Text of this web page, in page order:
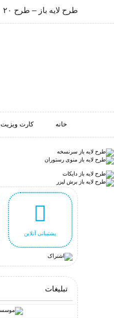
طرح لایه باز – طرح ۲۰
خانه کارت ویزیت
پشتیبانی آنلاین
تبلیغات